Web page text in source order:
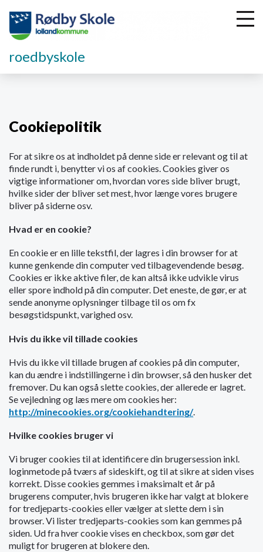
roedbyskole
Cookiepolitik
For at sikre os at indholdet på denne side er relevant og til at
finde rundt i, benytter vi os af cookies. Cookies giver os
vigtige informationer om, hvordan vores side bliver brugt,
hvilke sider der bliver set mest, hvor længe vores brugere
bliver på siderne osv.
Hvad er en cookie?
En cookie er en lille tekstfil, der lagres i din browser for at
kunne genkende din computer ved tilbagevendende besøg.
Cookies er ikke aktive filer, de kan altså ikke udvikle virus
eller spore indhold på din computer. Det eneste, de gør, er at
sende anonyme oplysninger tilbage til os om fx
besøgstidspunkt, varighed osv.
Hvis du ikke vil tillade cookies
Hvis du ikke vil tillade brugen af cookies på din computer,
kan du ændre i indstillingerne i din browser, så den husker det
fremover. Du kan også slette cookies, der allerede er lagret.
Se vejledning og læs mere om cookies her:
http://minecookies.org/cookiehandtering/.
Hvilke cookies bruger vi
Vi bruger cookies til at identificere din brugersession inkl.
loginmetode på tværs af sideskift, og til at sikre at siden vises
korrekt. Disse cookies gemmes i maksimalt et år på
brugerens computer, hvis brugeren ikke har valgt at blokere
for tredjeparts-cookies eller vælger at slette dem i sin
browser. Vi lister tredjeparts-cookies som kan gemmes på
siden. Ud fra hver cookie vises en checkbox, som gør det
muligt for brugeren at blokere den.